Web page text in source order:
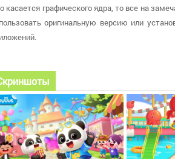
касается графического ядра, то все на
оригинальную версию или